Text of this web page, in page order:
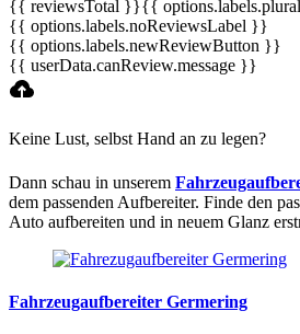
{{ reviewsTotal }}{{
{{ options.labels.noReviewsLabel }}
{{ options.labels.newReviewButton }}
{{ userData.canReview.message }}
Keine Lust, selbst Hand an zu legen?
Dann schau in unserem
dem passenden Aufbereiter. Finde den
Auto aufbereiten und in neuem Glanz
Fahrzeugaufbereiter Germering